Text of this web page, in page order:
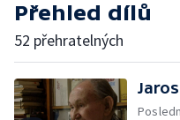
Přehled dílů
52 přehratelných